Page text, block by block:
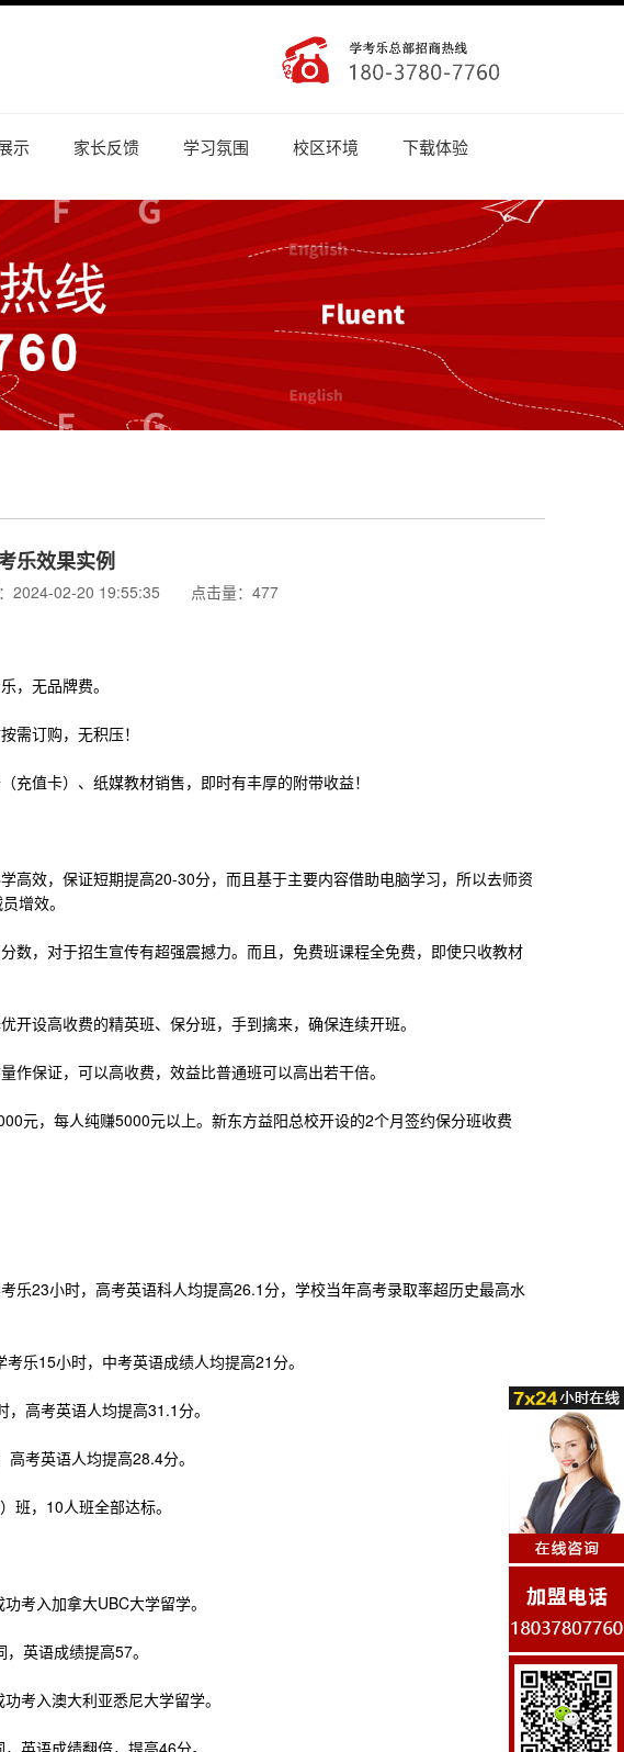
示 家长反馈 学习氛围 校区环境 下载体验
乐效果实例
2024-02-20 19:55:35 点击量：477
无品牌费。
订购，无积压！
值卡）、纸媒教材销售，即时有丰厚的附带收益！
效，保证短期提高20-30分，而且基于主要内容借助电脑学习，所以去师资
增效。
，对于招生宣传有超强震撼力。而且，免费班课程全免费，即使只收教材
设高收费的精英班、保分班，手到擒来，确保连续开班。
保证，可以高收费，效益比普通班可以高出若干倍。
元，每人纯赚5000元以上。新东方益阳总校开设的2个月签约保分班收费
23小时，高考英语科人均提高26.1分，学校当年高考录取率超历史最高水
15小时，中考英语成绩人均提高21分。
高考英语人均提高31.1分。
考英语人均提高28.4分。
，10人班全部达标。
入加拿大UBC大学留学。
英语成绩提高57。
入澳大利亚悉尼大学留学。
语成绩翻倍，提高46分。